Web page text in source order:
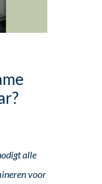
alle
voor